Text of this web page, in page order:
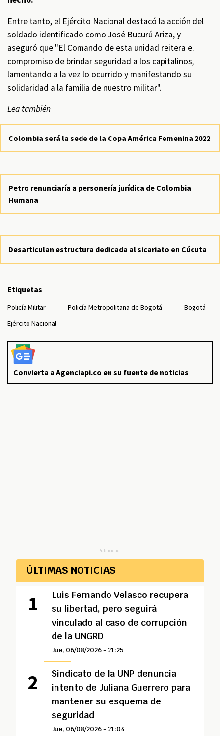
Entre tanto, el Ejército Nacional destacó la acción del
soldado identificado como José Bucurú Ariza, y
aseguró que "El Comando de esta unidad reitera el
compromiso de brindar seguridad a los capitalinos,
lamentando a la vez lo ocurrido y manifestando su
solidaridad a la familia de nuestro militar".
Lea también
Colombia será la sede de la Copa América Femenina 2022
Petro renunciaría a personería jurídica de Colombia
Humana
Desarticulan estructura dedicada al sicariato en Cúcuta
Etiquetas
Policía Militar Policía Metropolitana de Bogotá
Bogotá
Ejército Nacional
Convierta a Agenciapi.co en su fuente de noticias
Publicidad
ÚLTIMAS NOTICIAS
Luis Fernando Velasco recupera
su libertad, pero seguirá
vinculado al caso de corrupción
de la UNGRD
Jue, 06/08/2026 - 21:25
Sindicato de la UNP denuncia
intento de Juliana Guerrero para
mantener su esquema de
seguridad
Jue, 06/08/2026 - 21:04